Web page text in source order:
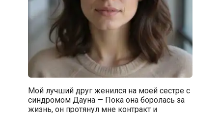
Мой лучший друг женился на моей сестре с
синдромом Дауна — Пока она боролась за
жизнь, он протянул мне контракт и